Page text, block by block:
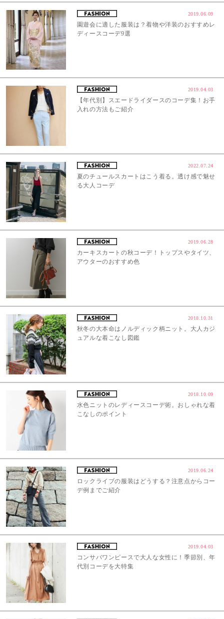
2019.06.09
園遊会に適した服装は？着物や洋装のおすすめレ
ディースコーデ9選
2019.04.03
【年代別】スエードライダースのコーデ集！お手
入れの方法もご紹介
2022.07.24
夏のチュールスカートはこう着る。透け感で魅せ
る大人コーデ
2019.06.28
カーキスカートの秋コーデ！トップスやタイツ、
アウターのおすすめ色
2018.10.31
秋冬の大本命はノルディック柄ニット。大人カジ
ュアルな着こなし図鑑
2018.10.09
水色ニットのレディースコーデ術。おしゃれな着
こなしのポイント
2019.06.24
ロックライブの服装はどうする？注意点からコー
デ例までご紹介
2019.04.03
コンサバワンピースで大人な女性に！季節別、年
代別コーデを大特集